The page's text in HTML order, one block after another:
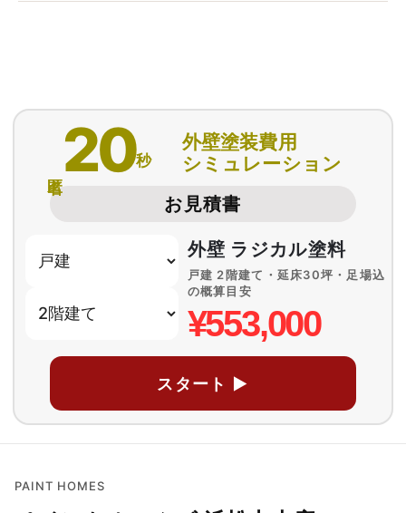
20秒
外壁塗装費用
シミュレーション
お見積書
外壁 ラジカル塗料
戸建 2階建て・延床30坪・足場込
の概算目安
¥553,000
スタート ▶
PAINT HOMES